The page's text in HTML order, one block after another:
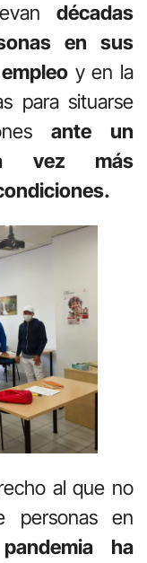
décadas
en sus
y en la
para situarse
ante un
vez más
al que no
personas en
ha